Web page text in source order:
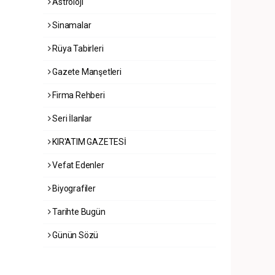
Sinamalar
Rüya Tabirleri
Gazete Manşetleri
Firma Rehberi
Seri İlanlar
KIR'ATIM GAZETESİ
Vefat Edenler
Biyografiler
Tarihte Bugün
Günün Sözü